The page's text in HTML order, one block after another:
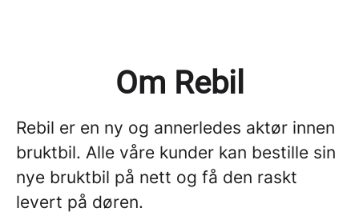
Om Rebil
Rebil er en ny og annerledes aktør innen
bruktbil. Alle våre kunder kan bestille sin
nye bruktbil på nett og få den raskt
levert på døren.